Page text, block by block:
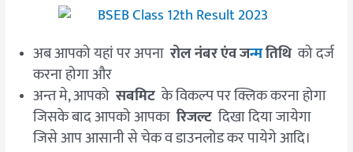
अब आपको यहां पर अपना रोल नंबर एंव जन्मतिथिको दर्ज
करना होगा और
अन्त मे, आपको सबमिट के विकल्प पर क्लिक करना होगा
जिसके बाद आपको आपका रिजल्ट दिखा दिया जायेगा
जिसे आप आसानी से चेक व डाउनलोड कर पायेगे आदि।